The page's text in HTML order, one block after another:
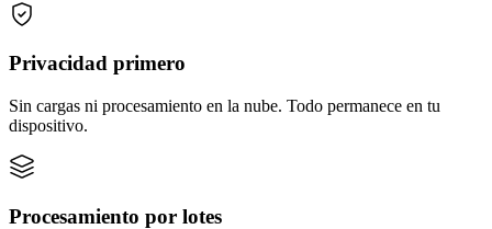
Privacidad primero
Sin cargas ni procesamiento en la nube. Todo permanece en tu
dispositivo.
Procesamiento por lotes